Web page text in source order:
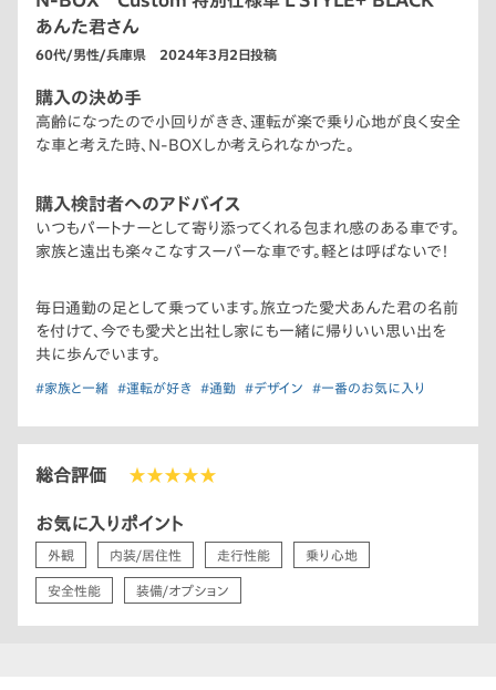
あんた君さん
60代/男性/兵庫県 2024年3月2日投稿
購入の決め手
高齢になったので小回りがきき、運転が楽で乗り心地が良く安全
な車と考えた時、N-BOXしか考えられなかった。
購入検討者へのアドバイス
いつもパートナーとして寄り添ってくれる包まれ感のある車です。
家族と遠出も楽々こなすスーパーな車です。軽とは呼ばないで！
毎日通勤の足として乗っています。旅立った愛犬あんた君の名前
を付けて、今でも愛犬と出社し家にも一緒に帰りいい思い出を
共に歩んでいます。
#家族と一緒 #運転が好き #通勤 #デザイン #一番のお気に入り
総合評価 ★★★★★
お気に入りポイント
外観 内装/居住性 走行性能 乗り心地
安全性能 装備/オプション